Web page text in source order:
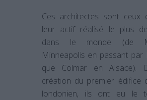
Ces architectes sont ceux
leur actif réalisé le plus
dans le monde (de
Minneapolis en passant par
que Colmar en Alsace).
création du premier édifice
londonien, ils ont eu le